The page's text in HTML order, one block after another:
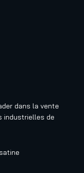
dans la vente
industrielles de